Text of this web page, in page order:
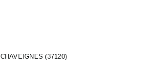
CHAVEIGNES (37120)